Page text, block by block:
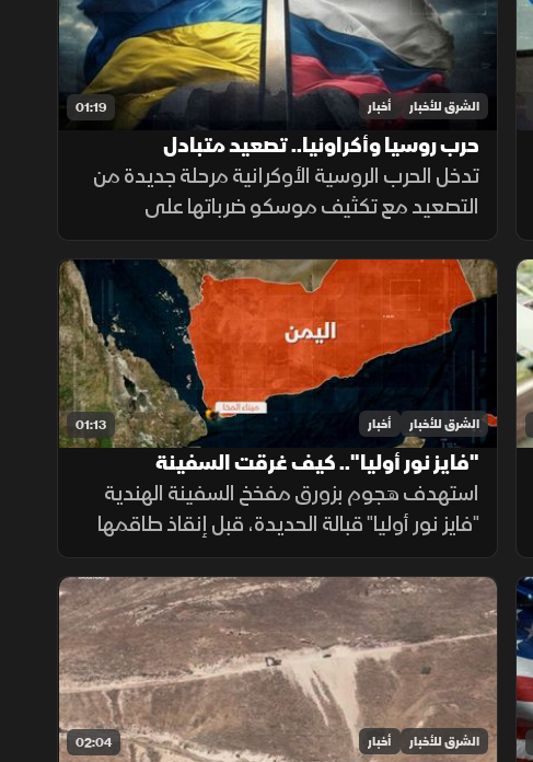
01:19 الشرق للأخبار أخبار
حرب روسيا وأكراونيا.. تصعيد متبادل
تدخل الحرب الروسية الأوكرانية مرحلة جديدة من
التصعيد مع تكثيف موسكو ضرباتها على
الموانئ واستخدام الصواريخ الباليستية، بينما
تواجه كييف ضغوطا على دفاعاتها الجوية
ومخزونها العسكري.
01:13 الشرق للأخبار أخبار
"فايز نور أوليا".. كيف غرقت السفينة
الهندية؟
استهدف هجوم بزورق مفخخ السفينة الهندية
"فايز نور أوليا" قبالة الحديدة، قبل إنقاذ طاقمها
ونقلهم إلى ميناء المخا، في تصعيد جديد يزيد
المخاوف على أمن الملاحة وسلاسل الإمداد.
02:04 الشرق للأخبار أخبار